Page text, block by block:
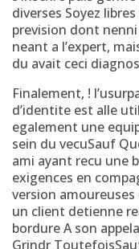
diverses Soyez
prevision dont
neant a l’expert,
du avait ceci
Finalement, !
d’identite est alle
egalement une
sein du vecuSauf
ami ayant recu une
exigences en
version
un client detienne
bordure A son
Grindr